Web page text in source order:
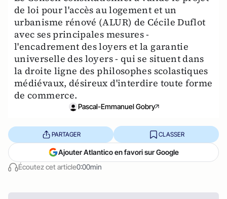
de loi pour l'accès au logement et un
urbanisme rénové (ALUR) de Cécile Duflot
avec ses principales mesures -
l'encadrement des loyers et la garantie
universelle des loyers - qui se situent dans
la droite ligne des philosophes scolastiques
médiévaux, désireux d'interdire toute forme
de commerce.
Pascal-Emmanuel Gobry
Écoutez cet article0:00min
PARTAGER CLASSER
Ajouter Atlantico en favori sur Google